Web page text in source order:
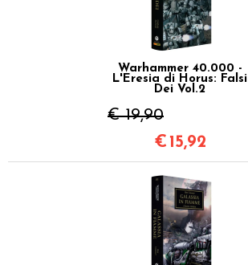
Warhammer 40.000 -
L'Eresia di Horus: Falsi
Dei Vol.2
€ 19,90
€ 15,92